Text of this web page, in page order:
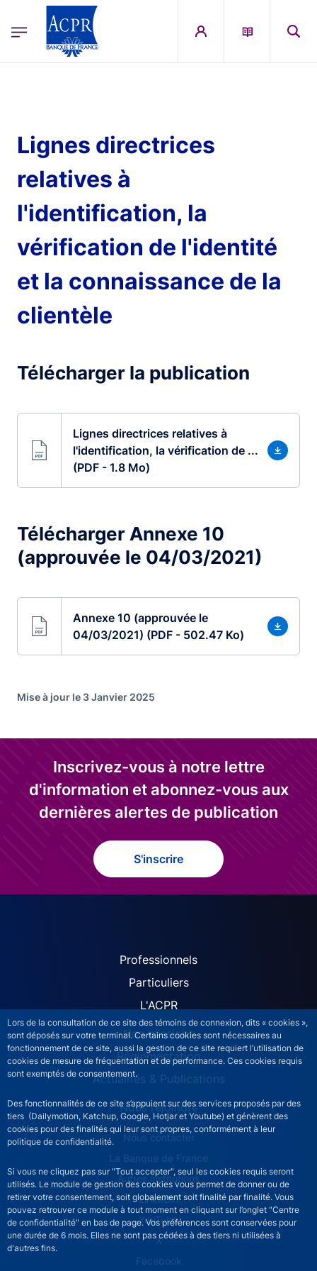
Lors de la consultation de ce site des témoins de connexion, dits « cookies »,
sont déposés sur votre terminal. Certains cookies sont nécessaires au
fonctionnement de ce site, aussi la gestion de ce site requiert l’utilisation de
cookies de mesure de fréquentation et de performance. Ces cookies requis
sont exemptés de consentement.
Des fonctionnalités de ce site s’appuient sur des services proposés par des
tiers (Dailymotion, Katchup, Google, Hotjar et Youtube) et génèrent des
cookies pour des finalités qui leur sont propres, conformément à leur
politique de confidentialité.
Si vous ne cliquez pas sur "Tout accepter", seul les cookies requis seront
utilisés. Le module de gestion des cookies vous permet de donner ou de
retirer votre consentement, soit globalement soit finalité par finalité. Vous
pouvez retrouver ce module à tout moment en cliquant sur l’onglet "Centre
de confidentialité" en bas de page. Vos préférences sont conservées pour
une durée de 6 mois. Elles ne sont pas cédées à des tiers ni utilisées à
d'autres fins.
ACPR Menu Principal (French)
Lignes directrices
relatives à
l'identification, la
vérification de l'identité
et la connaissance de la
clientèle
Télécharger la publication
Lignes directrices relatives à
l'identification, la vérification de ...
(PDF - 1.8 Mo)
Télécharger Annexe 10
(approuvée le 04/03/2021)
Annexe 10 (approuvée le
04/03/2021) (PDF - 502.47 Ko)
Mise à jour le 3 Janvier 2025
Inscrivez-vous à notre lettre
d'information et abonnez-vous aux
dernières alertes de publication
S'inscrire
ACPR site navigation
Professionnels
Particuliers
L'ACPR
Nos missions
Réglementation
Actualités & Publications
Nous rejoindre
ACPR footer secondary menu (French)
Nous contacter
La Banque de France
Autres institutions
LinkedIn
YouTube
X
Facebook